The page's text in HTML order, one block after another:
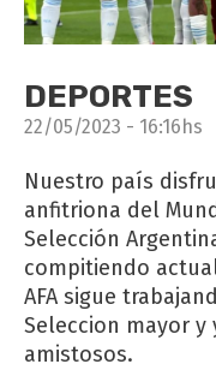
DEPORTES
22/05/2023 - 16:16hs
Nuestro país
anfitriona del
Selección
compitiendo
AFA sigue
Seleccion mayor
amistosos.